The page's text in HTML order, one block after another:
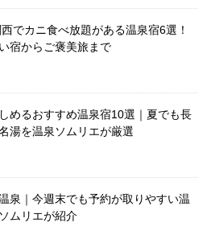
西でカニ食べ放題がある温泉宿6選！
宿からご褒美旅まで
めるおすすめ温泉宿10選｜夏でも長
湯を温泉ソムリエが厳選
泉｜今週末でも予約が取りやすい温
ムリエが紹介